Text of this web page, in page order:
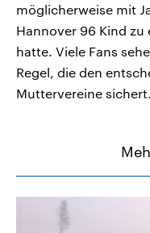
möglicherweise mit
Hannover 96 Kind
hatte. Viele Fans
Regel, die den
Muttervereine sichert.